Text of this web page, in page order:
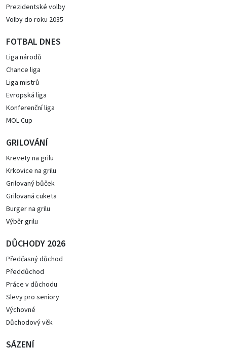
Prezidentské volby
Volby do roku 2035
FOTBAL DNES
Liga národů
Chance liga
Liga mistrů
Evropská liga
Konferenční liga
MOL Cup
GRILOVÁNÍ
Krevety na grilu
Krkovice na grilu
Grilovaný bůček
Grilovaná cuketa
Burger na grilu
Výběr grilu
DŮCHODY 2026
Předčasný důchod
Předdůchod
Práce v důchodu
Slevy pro seniory
Výchovné
Důchodový věk
SÁZENÍ